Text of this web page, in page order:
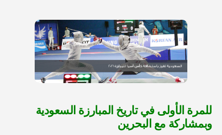
للمرة الأولى في تاريخ المبارزة السعودية
وبمشاركة مع البحرين